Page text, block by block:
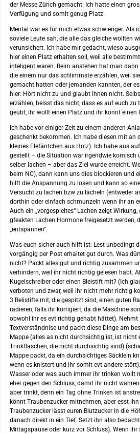
der Messe Zürich gemacht. Ich hatte einen
Verfügung und somit genug Platz.
Mental war es für mich etwas schwieriger. Als
soviele Leute sah, die alle das gleiche wollten
verunsichert. Ich habe mir gedacht, wieso
hier einen Platz erhalten soll, weil alle
inteligent waren. Beim anstehen hat man dann
die einem nur das schlimmste erzählen, weil
gemacht hatten oder jemanden kannten, der
hier: Hört nicht zu und glaubt ihnen nicht.
erzählen, heisst das nicht, dass es auf euch zu
geübt, ihr wollt einen Platz und ihr könnt einen
Ich habe vor einiger Zeit zu einem anderen
geschenkt bekommen. Ich habe diesen mit an
kleines Elefäntchen aus Holz). Ich habe aus
gestellt – die Situation war irgendwie komisch
selber lachen – aber das Ziel wurde erreicht.
beim NC), dann kann uns dies blockieren und
hilft die Anspannung zu lösen und kann so
Versucht zu lachen bzw zu lächeln (entweder
dorthin oder einfach schmunzeln wenn ihr an
Auch ein „vorgespieltes“ Lachen zeigt
gfeakten Lachen Hormone freigesetzt werden,
„entspannen“.
Was euch sicher auch hilft ist: Lest unbedingt
vorgängig per Post erhaltet gut durch. Was
nicht? Packt alles gut und richtig zusammen
verhindern, weil ihr nicht richtig gelesen habt.
Kugelschreiber oder einen Bleistift mit? (Ich
verboten und zwar, weil ihr nicht mehr richtig
3 Belistifte mit, die gespitzt sind, einen guten
radieren, falls ihr korrigiert, da die Maschine
obwohl ihr es evt richtig gehabt hättet).
Textverständnise und packt diese Dinge am
Mappe (alles as nicht durchsichtig ist, ist nicht
Trinkflaschen, die nicht durchsichtig sind)
Mappe packt, da ein durchsichtiges Säcklein
wenn es knistert und ihr somit evt andere
Wasser oder was auch immer ihr trinken wollt
eher gegen den Schluss, damit ihr nicht
aber trinkt, denn ein Tag ohne Trinken ist
könnt Traubenzucker mitnehmen, aber esst
Traubenzucker lässt euren Blutzucker in die
danach direkt in ein Tief. Setzt ihn also
Mittagspause oder kurz vor Schluss). Wenn ihr